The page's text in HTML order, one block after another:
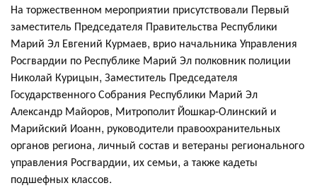
На торжественном мероприятии присутствовали Первый
заместитель Председателя Правительства Республики
Марий Эл Евгений Курмаев, врио начальника Управления
Росгвардии по Республике Марий Эл полковник полиции
Николай Курицын, Заместитель Председателя
Государственного Собрания Республики Марий Эл
Александр Майоров, Митрополит Йошкар-Олинский и
Марийский Иоанн, руководители правоохранительных
органов региона, личный состав и ветераны регионального
управления Росгвардии, их семьи, а также кадеты
подшефных классов.